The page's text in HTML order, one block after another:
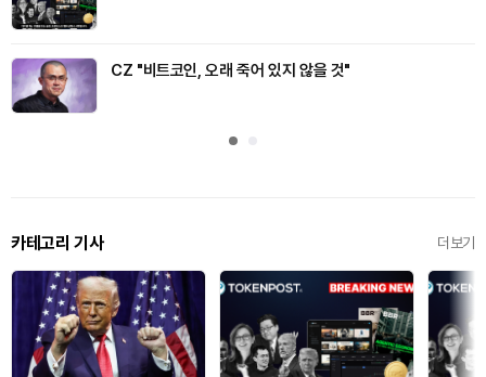
CZ "비트코인, 오래 죽어 있지 않을 것"
카테고리 기사 더보기